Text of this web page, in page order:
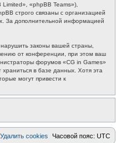
«phpBB Teams»),
строго связаны с организацией
За дополнительной информацией
законы вашей страны,
от конференции, при этом ваш
форумов «CG in Games»
в базе данных. Хотя эта
могут привести к
Часовой пояс: UTC
Удалить cookies